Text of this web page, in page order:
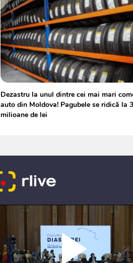
Dezastru la unul dintre cei mai mari
auto din Moldova! Pagubele se ridică la
milioane de lei